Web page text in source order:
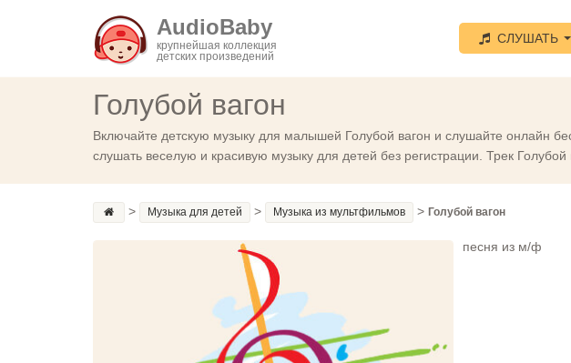
AudioBaby
крупнейшая коллекция
детских произведений
СЛУШАТЬ
Голубой вагон
Включайте детскую музыку для малышей Голубой вагон и слушайте онлайн
слушать веселую и красивую музыку для детей без регистрации. Трек
> Музыка для детей > Музыка из мультфильмов > Голубой вагон
песня из м/ф